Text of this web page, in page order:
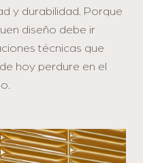
y durabilidad. Porque
diseño debe ir
técnicas que
hoy perdure en el